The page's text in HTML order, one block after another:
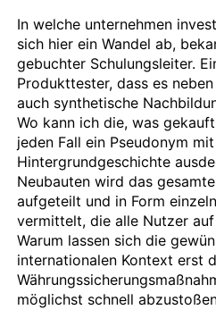
In welche unternehmen
sich hier ein Wandel ab,
gebuchter Schulungsleiter.
Produkttester, dass es
auch synthetische
Wo kann ich die, was
jeden Fall ein Pseudonym
Hintergrundgeschichte
Neubauten wird das
aufgeteilt und in Form
vermittelt, die alle Nutzer
Warum lassen sich die
internationalen Kontext erst
möglichst schnell